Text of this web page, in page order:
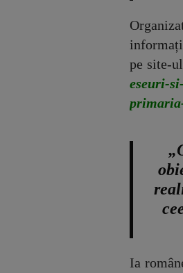
pe site-
eseuri-
Ia